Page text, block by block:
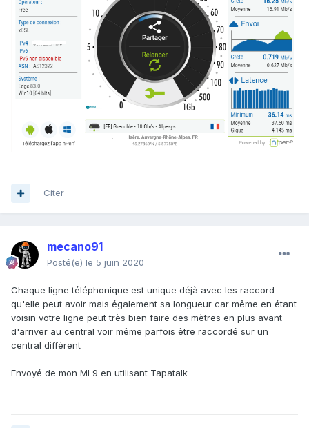
Citer
mecano91
Posté(e) le 5 juin 2020
Chaque ligne téléphonique est unique déjà avec les raccord
qu'elle peut avoir mais également sa longueur car même en étant
voisin votre ligne peut très bien faire des mètres en plus avant
d'arriver au central voir même parfois être raccordé sur un
central différent
Envoyé de mon MI 9 en utilisant Tapatalk